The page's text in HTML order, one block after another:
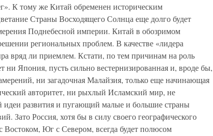
К тому же Китай обременен историческим
Страны Восходящего Солнца еще долго будет
Поднебесной империи. Китай в обозримом
региональных проблем. В качестве «лидера
вряд ли приемлем. Кстати, по тем причинам на роль
ни Япония, пусть сильно вестернизированная и, вроде бы,
ни загадочная Малайзия, только еще начинающая
авторитет, ни рыхлый Исламский мир, не
развития и пугающий малые и большие страны
Зато Россия, хотя бы в силу своего географического
Юг с Севером, всегда будет полюсом